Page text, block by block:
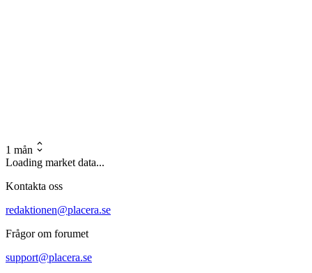
1 mån
Loading market data...
Kontakta oss
redaktionen@placera.se
Frågor om forumet
support@placera.se